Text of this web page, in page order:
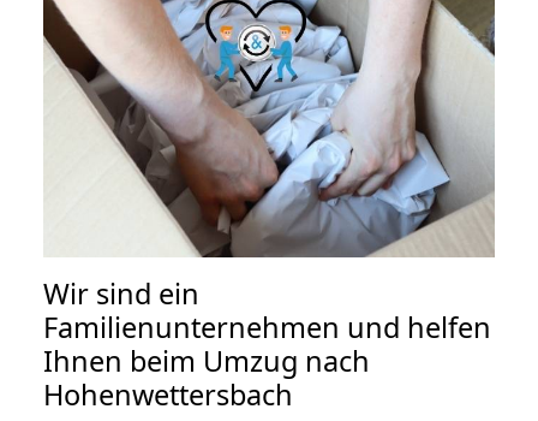
Wir sind ein
Familienunternehmen und helfen
Ihnen beim Umzug nach
Hohenwettersbach